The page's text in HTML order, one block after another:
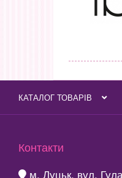
КАТАЛОГ ТОВАРІВ
Контакти
м. Луцьк, вул.